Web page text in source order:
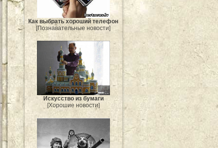
Как выбрать хороший телефон
[Познавательные новости]
Искусство из бумаги
[Хорошие новости]